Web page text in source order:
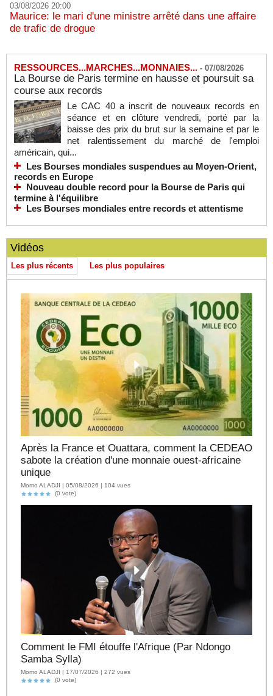
03/08/2026 20:00
Maurice: le mari d'une ministre arrêté dans une affaire
de trafic de drogue
RESSOURCES...MARCHES...MONNAIES... - 07/08/2026
La Bourse de Paris termine en hausse et poursuit sa
course aux records
Le CAC 40 a inscrit de nouveaux records en
séance et en clôture vendredi, porté par la
baisse des prix du brut sur la semaine et par le
net ralentissement du marché de l'emploi
américain, qui...
Les Bourses mondiales suspendues au Moyen-Orient,
records en Europe
Nouveau double record pour la Bourse de Paris qui
termine à l'équilibre
Les Bourses mondiales entre records et attentisme
Vidéos
Les plus récents Les plus populaires
Après la France et Ouattara, comment la CEDEAO
sabote la création d'une monnaie ouest-africaine
unique
Momo ALADJI | 05/08/2026 | 104 vues
(0 vote)
Comment le FMI étouffe l'Afrique (Par Ndongo
Samba Sylla)
Momo ALADJI | 17/07/2026 | 272 vues
(0 vote)